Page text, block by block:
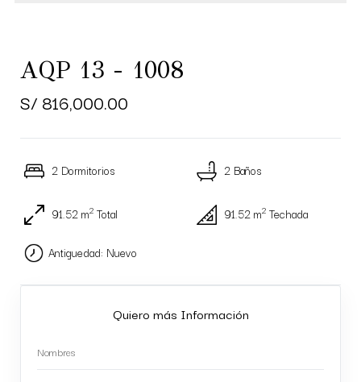
AQP 13 - 1008
S/ 816,000.00
2 Dormitorios 2 Baños
91.52 m2 Total 91.52 m2 Techada
Antiguedad: Nuevo
Quiero más Información